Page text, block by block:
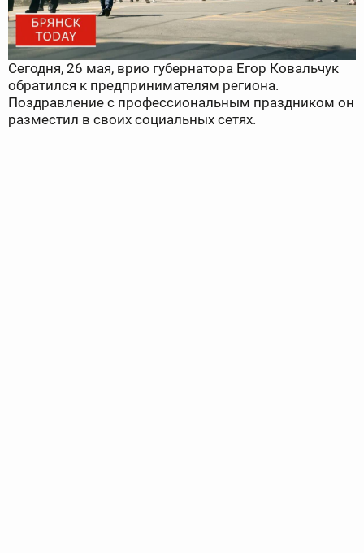
Сегодня, 26 мая, врио губернатора Егор Ковальчук
обратился к предпринимателям региона.
Поздравление с профессиональным праздником он
разместил в своих социальных сетях.